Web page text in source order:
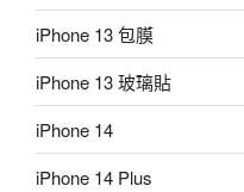
iPhone 13 包膜
iPhone 13 玻璃貼
iPhone 14
iPhone 14 Plus